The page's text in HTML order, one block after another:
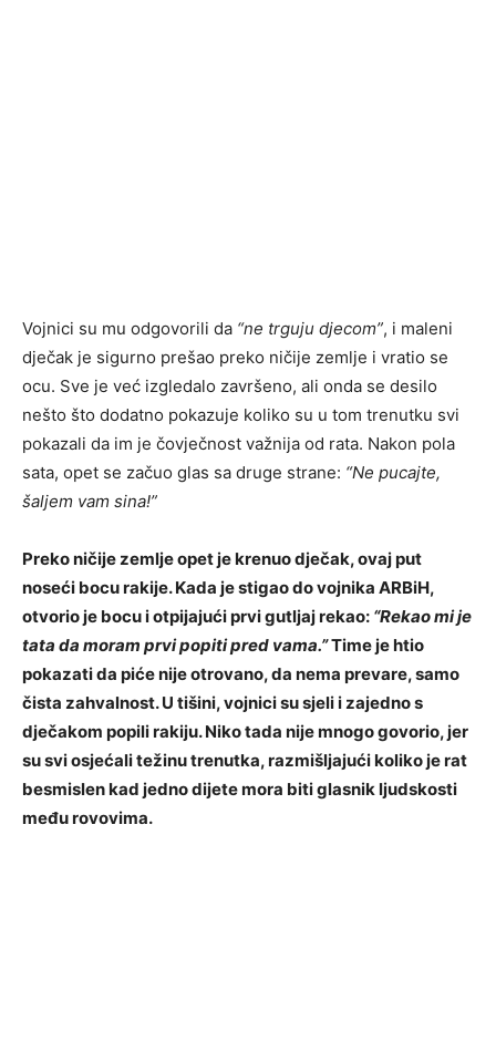
Vojnici su mu odgovorili da “ne trguju djecom”, i maleni
dječak je sigurno prešao preko ničije zemlje i vratio se
ocu. Sve je već izgledalo završeno, ali onda se desilo
nešto što dodatno pokazuje koliko su u tom trenutku svi
pokazali da im je čovječnost važnija od rata. Nakon pola
sata, opet se začuo glas sa druge strane: “Ne pucajte,
šaljem vam sina!”
Preko ničije zemlje opet je krenuo dječak, ovaj put
noseći bocu rakije. Kada je stigao do vojnika ARBiH,
otvorio je bocu i otpijajući prvi gutljaj rekao: “Rekao mi je
tata da moram prvi popiti pred vama.”Time je htio
pokazati da piće nije otrovano, da nema prevare, samo
čista zahvalnost. U tišini, vojnici su sjeli i zajedno s
dječakom popili rakiju. Niko tada nije mnogo govorio, jer
su svi osjećali težinu trenutka, razmišljajući koliko je rat
besmislen kad jedno dijete mora biti glasnik ljudskosti
među rovovima.